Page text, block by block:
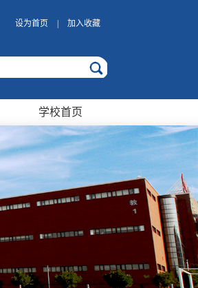
设为首页 加入收藏
学校首页